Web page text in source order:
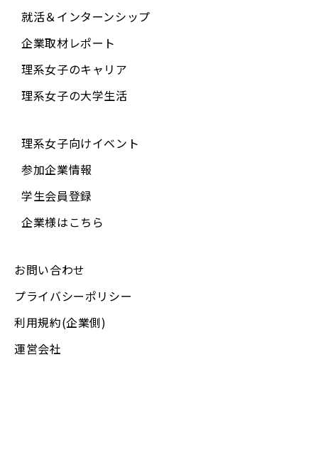
就活＆インターンシップ
企業取材レポート
理系女子のキャリア
理系女子の大学生活
理系女子向けイベント
参加企業情報
学生会員登録
企業様はこちら
お問い合わせ
プライバシーポリシー
利用規約(企業側)
運営会社